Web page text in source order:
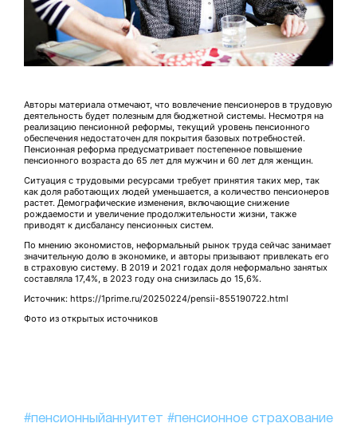
Авторы материала отмечают, что вовлечение пенсионеров в трудовую
деятельность будет полезным для бюджетной системы. Несмотря на
реализацию пенсионной реформы, текущий уровень пенсионного
обеспечения недостаточен для покрытия базовых потребностей.
Пенсионная реформа предусматривает постепенное повышение
пенсионного возраста до 65 лет для мужчин и 60 лет для женщин.
Ситуация с трудовыми ресурсами требует принятия таких мер, так
как доля работающих людей уменьшается, а количество пенсионеров
растет. Демографические изменения, включающие снижение
рождаемости и увеличение продолжительности жизни, также
приводят к дисбалансу пенсионных систем.
По мнению экономистов, неформальный рынок труда сейчас занимает
значительную долю в экономике, и авторы призывают привлекать его
в страховую систему. В 2019 и 2021 годах доля неформально занятых
составляла 17,4%, в 2023 году она снизилась до 15,6%.
Источник: https://1prime.ru/20250224/pensii-855190722.html
Фото из открытых источников
#пенсионныйаннуитет #пенсионное страхование